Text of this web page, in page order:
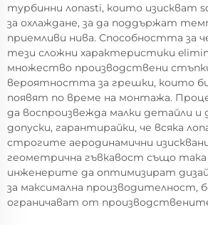
турбинни лопasti, които изискват
за охлаждане, за да поддържат
приемливи нива. Способността за
тези сложни характеристики
множество производствени
вероятността за грешки, които
появят по време на монтажа.
да воспроизвежда малки детайли и
допуски, гарантирайки, че всяка
строгите аеродинамични
геометрична гъвкавост също така
инженерите да оптимизират
за максимална производителност,
ограничават от